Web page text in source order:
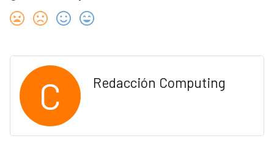
C Redacción Computing